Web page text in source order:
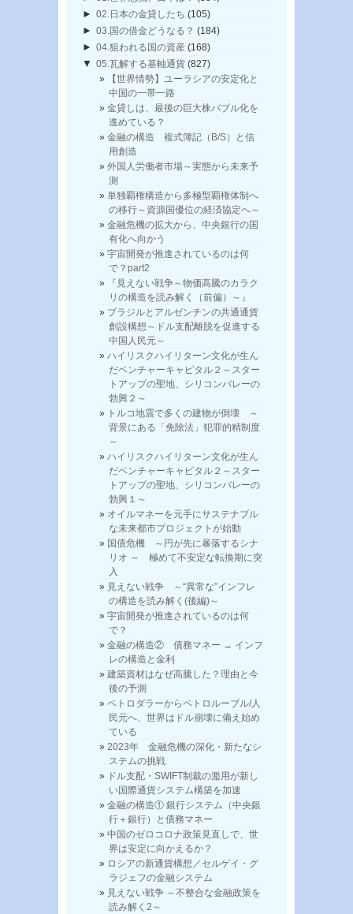
► 02.日本の金貸したち (105)
► 03.国の借金どうなる？ (184)
► 04.狙われる国の資産 (168)
▼ 05.瓦解する基軸通貨 (827)
【世界情勢】ユーラシアの安定化と
中国の一帯一路
金貸しは、最後の巨大株バブル化を
進めている？
金融の構造 複式簿記（B/S）と信
用創造
外国人労働者市場～実態から未来予
測
単独覇権構造から多極型覇権体制へ
の移行～資源国優位の経済協定へ～
金融危機の拡大から、中央銀行の国
有化へ向かう
宇宙開発が推進されているのは何
で？part2
『見えない戦争～物価高騰のカラク
リの構造を読み解く（前偏）～』
ブラジルとアルゼンチンの共通通貨
創設構想～ドル支配離脱を促進する
中国人民元～
ハイリスクハイリターン文化が生ん
だベンチャーキャピタル２～スター
トアップの聖地、シリコンバレーの
勃興２～
トルコ地震で多くの建物が倒壊 ～
背景にある「免除法」犯罪的精制度
～
ハイリスクハイリターン文化が生ん
だベンチャーキャピタル２～スター
トアップの聖地、シリコンバレーの
勃興１～
オイルマネーを元手にサステナブル
な未来都市プロジェクトが始動
国債危機 ～円が先に暴落するシナ
リオ ～ 極めて不安定な転換期に突
入
見えない戦争 ～“異常な”インフレ
の構造を読み解く(後編)～
宇宙開発が推進されているのは何
で？
金融の構造② 債務マネー → インフ
レの構造と金利
建築資材はなぜ高騰した？理由と今
後の予測
ペトロダラーからペトロルーブル/人
民元へ、世界はドル崩壊に備え始め
ている
2023年 金融危機の深化・新たなシ
ステムの挑戦
ドル支配・SWIFT制裁の濫用が新し
い国際通貨システム構築を加速
金融の構造① 銀行システム（中央銀
行＋銀行）と債務マネー
中国のゼロコロナ政策見直しで、世
界は安定に向かえるか？
ロシアの新通貨構想／セルゲイ・グ
ラジェフの金融システム
見えない戦争 ～不整合な金融政策を
読み解く2～